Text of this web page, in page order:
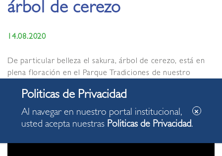
árbol de cerezo
14.08.2020
De particular belleza el sakura, árbol de cerezo, está en
plena floración en el Parque Tradiciones de nuestro
Al navegar en nuestro portal institucional,
usted acepta nuestras Politicas de Privacidad.